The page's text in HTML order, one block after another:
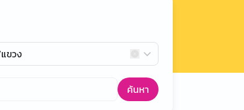
ขวง
ค้นหา